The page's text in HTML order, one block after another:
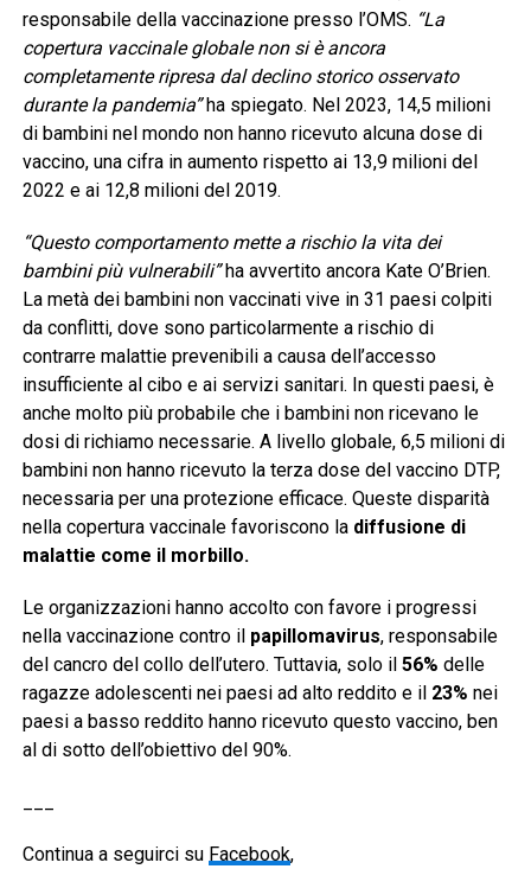
responsabile della vaccinazione presso l’OMS. “La
copertura vaccinale globale non si è ancora
completamente ripresa dal declino storico osservato
durante la pandemia”ha spiegato. Nel 2023, 14,5 milioni
di bambini nel mondo non hanno ricevuto alcuna dose di
vaccino, una cifra in aumento rispetto ai 13,9 milioni del
2022 e ai 12,8 milioni del 2019.
“Questo comportamento mette a rischio la vita dei
bambini più vulnerabili”ha avvertito ancora Kate O’Brien.
La metà dei bambini non vaccinati vive in 31 paesi colpiti
da conflitti, dove sono particolarmente a rischio di
contrarre malattie prevenibili a causa dell’accesso
insufficiente al cibo e ai servizi sanitari. In questi paesi, è
anche molto più probabile che i bambini non ricevano le
dosi di richiamo necessarie. A livello globale, 6,5 milioni di
bambini non hanno ricevuto la terza dose del vaccino DTP,
necessaria per una protezione efficace. Queste disparità
nella copertura vaccinale favoriscono ladiffusione di
malattie come il morbillo.
Le organizzazioni hanno accolto con favore i progressi
nella vaccinazione contro il papillomavirus, responsabile
del cancro del collo dell’utero. Tuttavia, solo il 56% delle
ragazze adolescenti nei paesi ad alto reddito e il23% nei
paesi a basso reddito hanno ricevuto questo vaccino, ben
al di sotto dell’obiettivo del 90%.
Continua a seguirci su Facebook,